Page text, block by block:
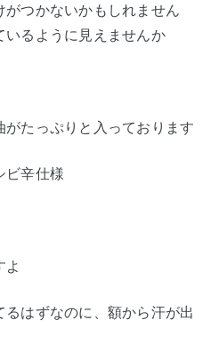
つかないかもしれません
いるように見えませんか
がたっぷりと入っております
ビ辛仕様
よ
るはずなのに、額から汗が出